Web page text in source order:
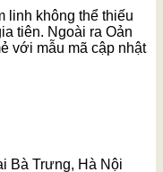
linh không thể thiếu
tiên. Ngoài ra Oản
với mẫu mã cập nhật
Bà Trưng, Hà Nội